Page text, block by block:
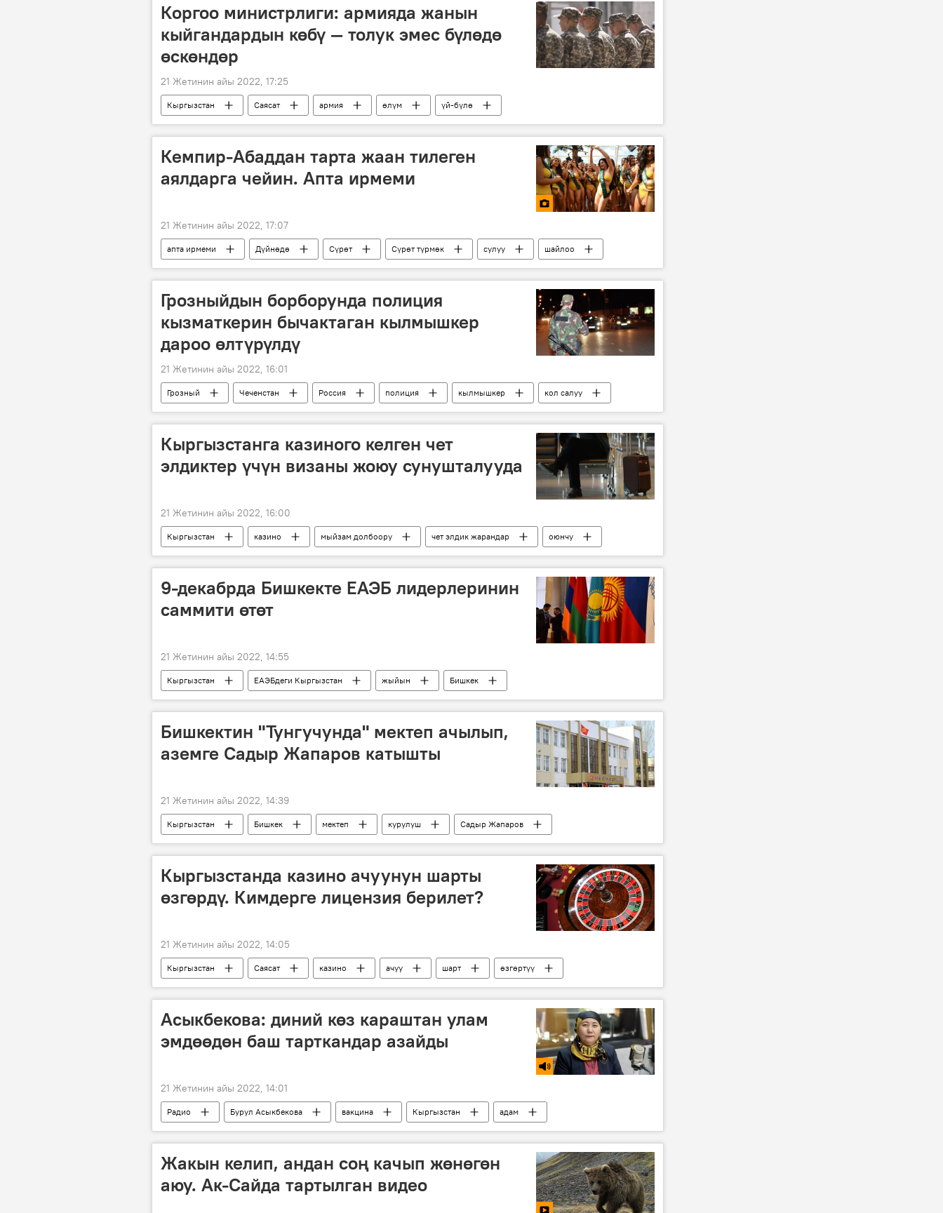
Коргоо министрлиги: армияда жанын
кыйгандардын көбү — толук эмес бүлөдө
өскөндөр
21 Жетинин айы 2022, 17:25
Кыргызстан Саясат армия өлүм үй-бүлө
Кемпир-Абаддан тарта жаан тилеген
аялдарга чейин. Апта ирмеми
21 Жетинин айы 2022, 17:07
апта ирмеми Дүйнөдө Сүрөт Сүрөт түрмөк сулуу
шайлоо
адам
фестиваль иш-чара
Грозныйдын борборунда полиция
кызматкерин бычактаган кылмышкер
дароо өлтүрүлдү
21 Жетинин айы 2022, 16:01
Грозный Чеченстан Россия полиция кылмышкер
кол салуу
өлүм
Кыргызстанга казиного келген чет
элдиктер үчүн визаны жоюу сунушталууда
21 Жетинин айы 2022, 16:00
Кыргызстан казино мыйзам долбоору чет элдик жарандар оюнчу
9-декабрда Бишкекте ЕАЭБ лидерлеринин
саммити өтөт
21 Жетинин айы 2022, 14:55
Кыргызстан ЕАЭБдеги Кыргызстан жыйын Бишкек
Бишкектин "Тунгучунда" мектеп ачылып,
аземге Садыр Жапаров катышты
21 Жетинин айы 2022, 14:39
Кыргызстан Бишкек мектеп курулуш
Садыр Жапаров
Сүрөт
Кыргызстанда казино ачуунун шарты
өзгөрдү. Кимдерге лицензия берилет?
21 Жетинин айы 2022, 14:05
Кыргызстан Саясат казино ачуу шарт
өзгөртүү
лицензия
Асыкбекова: диний көз караштан улам
эмдөөдөн баш тарткандар азайды
21 Жетинин айы 2022, 14:01
Радио Бурул Асыкбекова вакцина Кыргызстан
адам
папиллома
вирус алдын алуу өнөктүк
Жакын келип, андан соң качып жөнөгөн
аюу. Ак-Сайда тартылган видео